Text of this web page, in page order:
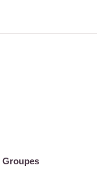
Groupes